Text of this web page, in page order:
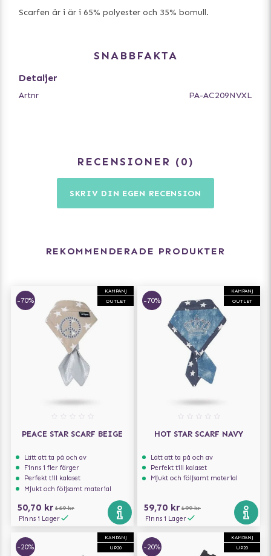
Scarfen är i är i 65% polyester och 35% bomull.
SNABBFAKTA
Detaljer
Artnr PA-AC209NVXL
RECENSIONER 0
SKRIV DIN EGEN RECENSION
REKOMMENDERADE PRODUKTER
KAMPANJ
OUTLET
-70%
PEACE STAR SCARF BEIGE
Lätt att ta på och av
Finns i fler färger
Perfekt till kalaset
Mjukt och följsamt material
50,70 kr 169 kr
Finns i Lager
KAMPANJ
OUTLET
-70%
HOT STAR SCARF NAVY
Lätt att ta på och av
Perfekt till kalaset
Mjukt och följsamt material
59,70 kr 199 kr
Finns i Lager
KAMPANJ
UP20
-20%
KAMPANJ
UP20
-20%